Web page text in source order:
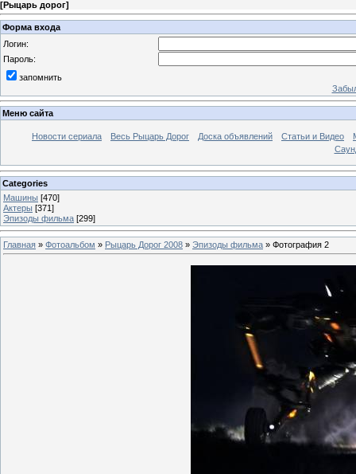
[Рыцарь дорог]
Форма входа
Логин:
Пароль:
запомнить
Меню сайта
Новости сериала Весь Рыцарь Дорог Доска объявлений Статьи и Видео
Categories
Машины [470]
Актеры [371]
Эпизоды фильма [299]
Главная » Фотоальбом » Рыцарь Дорог 2008 » Эпизоды фильма » Фотография 2